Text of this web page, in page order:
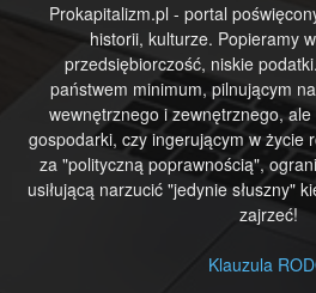
Prokapitalizm.pl - portal
historii, kulturze. Popieramy
przedsiębiorczość, niskie
państwem minimum, pilnującym
wewnętrznego i zewnętrznego,
gospodarki, czy ingerującym w życie
za "polityczną poprawnością",
usiłującą narzucić "jedynie słuszny"
zajrzeć!
Klauzula